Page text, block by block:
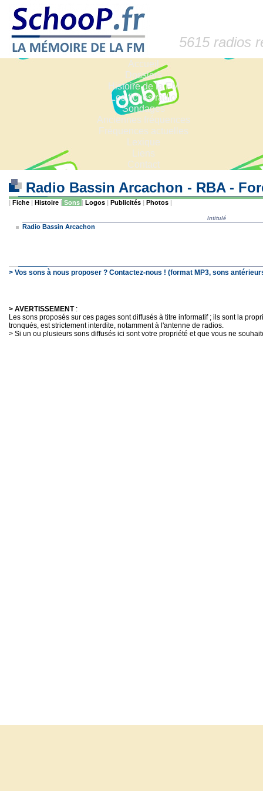
5615 radios
Accueil
Dossiers
Histoire de la FM
Les fiches radio
Sondages
Anciennes fréquences
Fréquences actuelles
Lexique
Liens
Contact
Radio Bassin Arcachon - RBA -
| Fiche | Histoire | Sons | Logos | Publicités | Photos |
Intitulé
Radio Bassin Arcachon
> Vos sons à nous proposer ? Contactez-nous ! (format MP3, sons
> AVERTISSEMENT:
Les sons proposés sur ces pages sont diffusés à titre informatif ; ils sont la
tronqués, est strictement interdite, notamment à l'antenne de radios.
> Si un ou plusieurs sons diffusés ici sont votre propriété et que vous ne